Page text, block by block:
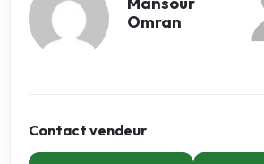
Omran
Contact vendeur